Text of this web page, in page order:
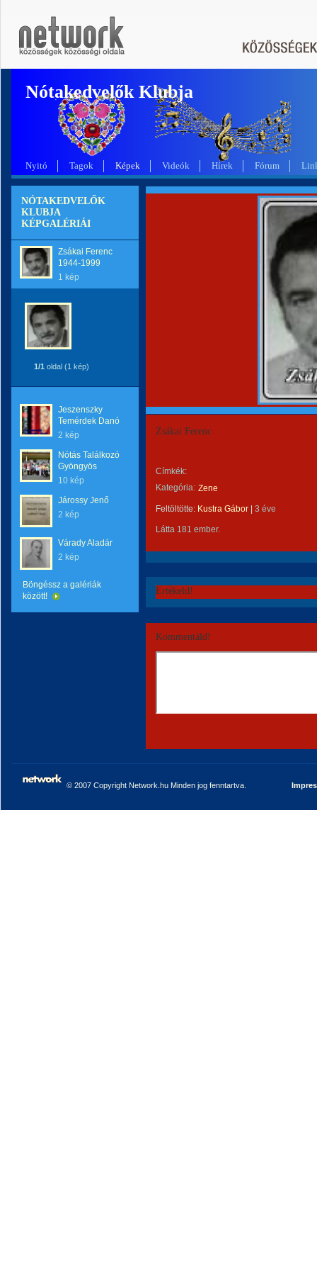
Nótakedvelők Klubja
Nyitó Tagok Képek Videók Hírek Fórum
NÓTAKEDVELŐK
KLUBJA
KÉPGALÉRIÁI
Zsákai Ferenc
1944-1999
1 kép
1/1 oldal (1 kép)
Jeszenszky
Temérdek Danó
2 kép
Nótás Találkozó
Gyöngyös
10 kép
Járossy Jenő
2 kép
Várady Aladár
2 kép
Böngéssz a galériák
között!
Zsákai Ferenc
Címkék:
Kategória: Zene
Feltöltötte: Kustra Gábor 3 éve
Látta 181 ember.
Értékeld!
Kommentáld!
© 2007 Copyright Network.hu Minden jog fenntartva.